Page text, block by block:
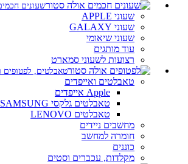
שעונים
שעוני APPLE
שעוני GALAXY
שעוני שיאומי
עוד מותגים
רצועות לשעוני סמארט
טאבלטים, לפטופים
טאבלטים ואייפדים
Apple אייפדים
טאבלטים גלקסי SAMSUNG
טאבלטים LENOVO
מחשבים ניידים
חומרה למחשב
כוננים
מקלדות, עכברים וסטים